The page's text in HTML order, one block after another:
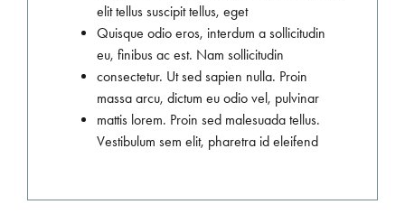
elit tellus suscipit tellus, eget
Quisque odio eros, interdum a sollicitudin
eu, finibus ac est. Nam sollicitudin
consectetur. Ut sed sapien nulla. Proin
massa arcu, dictum eu odio vel, pulvinar
mattis lorem. Proin sed malesuada tellus.
Vestibulum sem elit, pharetra id eleifend